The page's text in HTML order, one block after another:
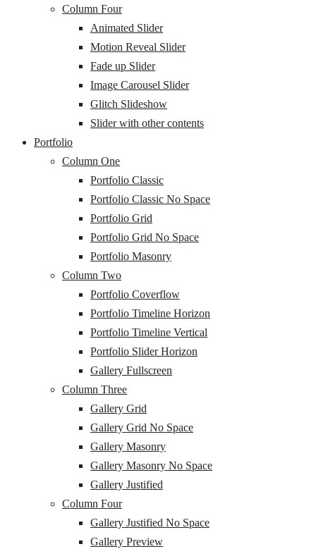
Column Four
Animated Slider
Motion Reveal Slider
Fade up Slider
Image Carousel Slider
Glitch Slideshow
Slider with other contents
Portfolio
Column One
Portfolio Classic
Portfolio Classic No Space
Portfolio Grid
Portfolio Grid No Space
Portfolio Masonry
Column Two
Portfolio Coverflow
Portfolio Timeline Horizon
Portfolio Timeline Vertical
Portfolio Slider Horizon
Gallery Fullscreen
Column Three
Gallery Grid
Gallery Grid No Space
Gallery Masonry
Gallery Masonry No Space
Gallery Justified
Column Four
Gallery Justified No Space
Gallery Preview